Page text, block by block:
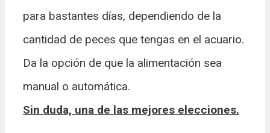
para bastantes días, dependiendo de la
cantidad de peces que tengas en el acuario.
Da la opción de que la alimentación sea
manual o automática.
Sin duda, una de las mejores elecciones.